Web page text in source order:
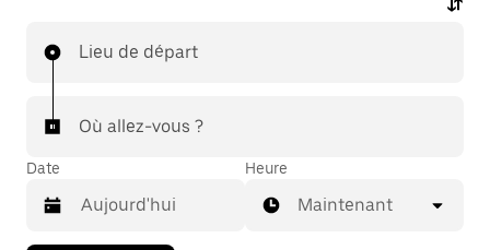
Lieu de départ
Où allez-vous ?
Date Heure
Maintenant